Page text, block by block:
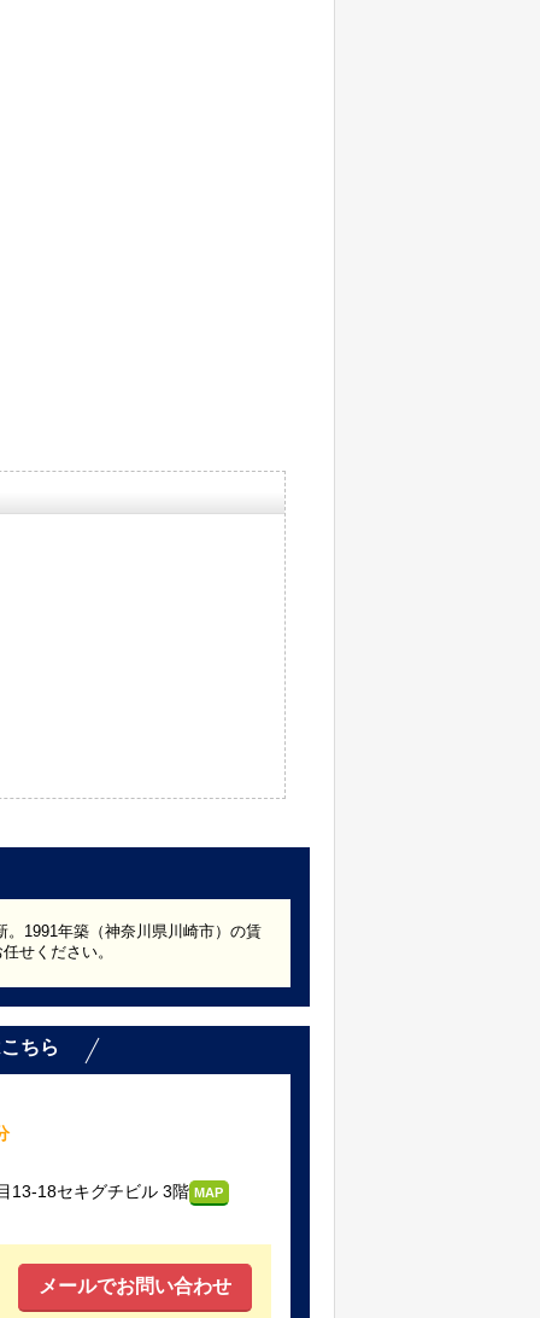
1991年築（神奈川県川崎市）の賃
せください。
ちら
13-18セキグチビル 3階 MAP
メールでお問い合わせ